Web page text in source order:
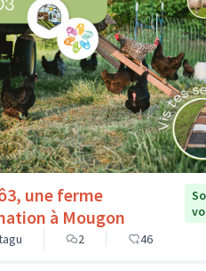
une ferme
à Mougon
2 46